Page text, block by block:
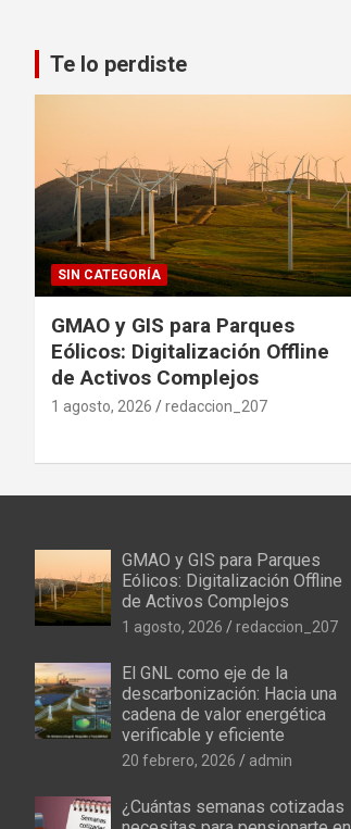
Te lo perdiste
SIN CATEGORÍA
GMAO y GIS para Parques
Eólicos: Digitalización Offline
de Activos Complejos
1 agosto, 2026 redaccion_207
GMAO y GIS para Parques
Eólicos: Digitalización Offline
de Activos Complejos
1 agosto, 2026 redaccion_207
El GNL como eje de la
descarbonización: Hacia una
cadena de valor energética
verificable y eficiente
20 febrero, 2026 admin
¿Cuántas semanas cotizadas